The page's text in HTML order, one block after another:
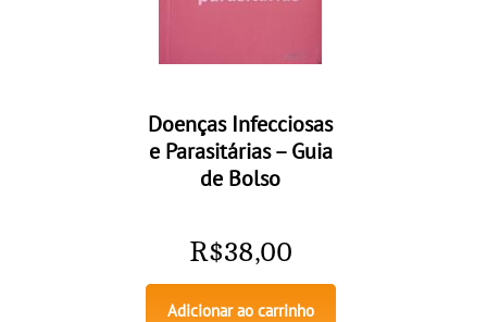
Doenças Infecciosas
e Parasitárias – Guia
de Bolso
R$38,00
Adicionar ao carrinho